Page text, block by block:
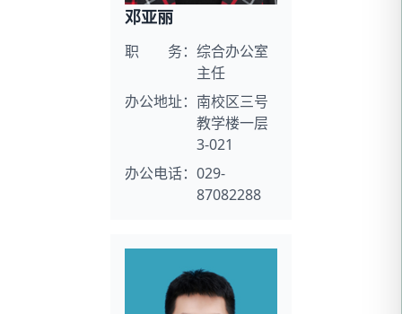
邓亚丽
职 务：综合办公室
主任
办公地址： 南校区三号
教学楼一层
3-021
办公电话：029-
87082288